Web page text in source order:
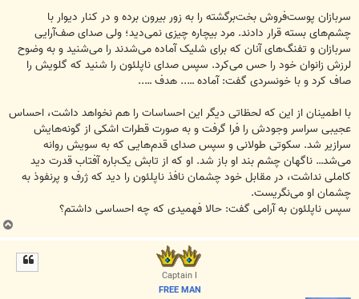
سربازان پوست‌فروش بخت‌برگشته را به زور بیرون برده و در کنار دیوار با
چشم‌های بسته قرار دادند. مرد بیچاره چیزی نمی‌دید؛ ولی صدای صف‌آرایی
سربازان و تفنگ‌های آنان که برای شلیک آماده می‌شدند را می‌شنید و به وضوح
لرزش زانوان خود را حس می‌کرد. سپس صدای ناپلئون را شنید که گلویش را
صاف کرد و با خونسردی گفت: آماده ….. هدف …..
با اطمینان از این که لحظاتی دیگر این احساسات را هم نخواهد داشت، احساس
عجیبی سراسر وجودش را فرا گرفت و به صورت قطرات اشکی از گونه‌هایش
سرازیر شد. سکوتی طولانی و سپس صدای قدم‌هایی که به سویش روانه
می‌شد… ناگهان چشم بند او باز شد. او که از تابش یک‌باره آفتاب قدرت دید
کاملی نداشت، در مقابل خود چشمان نافذ ناپلئون را دید که ژرف و پر‌نفوذ به
چشمان او می‌نگریست.
سپس ناپلئون به آرامی گفت: حالا فهمیدی که چه احساسی داشتم؟
ب
ا
Captain I
FREE MAN